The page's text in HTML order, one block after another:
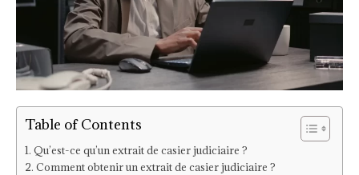
Table of Contents
Qu’est-ce qu’un extrait de casier judiciaire ?
Comment obtenir un extrait de casier judiciaire ?